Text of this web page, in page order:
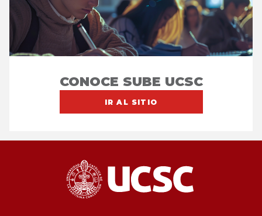
CONOCE SUBE UCSC
IR AL SITIO